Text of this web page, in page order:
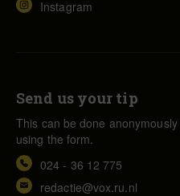
Instagram
Send us your tip
This can be done anonymously
using the form.
024 - 36 12 775
redactie@vox.ru.nl